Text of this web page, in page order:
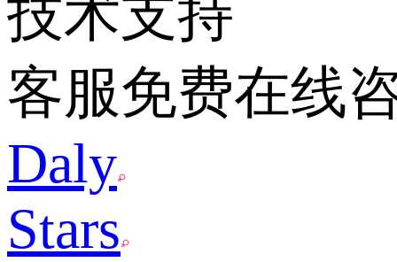
技术支持
客服免费在线
Daly
Stars